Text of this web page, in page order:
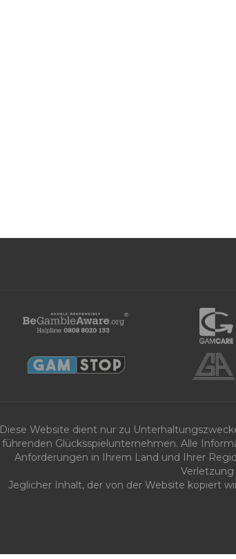
Diese Website dient nur zu
führenden Glücksspielunternehmen. Alle
Anforderungen in Ihrem Land und Ihrer
Verletzung
Jeglicher Inhalt, der von der Website kopiert